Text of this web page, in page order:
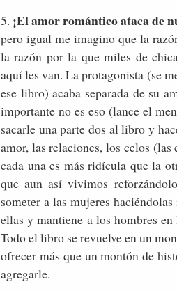
5. ¡El amor romántico ataca de
pero igual me imagino que la
la razón por la que miles de
aquí les van. La protagonista (se
ese libro) acaba separada de su
importante no es eso (lance el
sacarle una parte dos al libro y
amor, las relaciones, los celos
cada una es más ridícula que la
que aun así vivimos
someter a las mujeres
ellas y mantiene a los hombres en
Todo el libro se revuelve en un
ofrecer más que un montón de
agregarle.